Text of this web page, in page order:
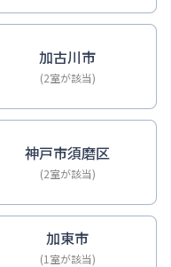
加古川市
(2室が該当)
神戸市須磨区
(2室が該当)
加東市
(1室が該当)